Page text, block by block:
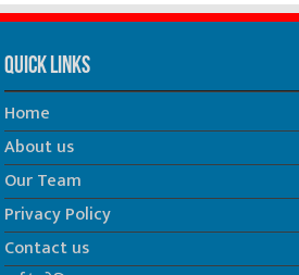
Quick Links
Home
About us
Our Team
Privacy Policy
Contact us